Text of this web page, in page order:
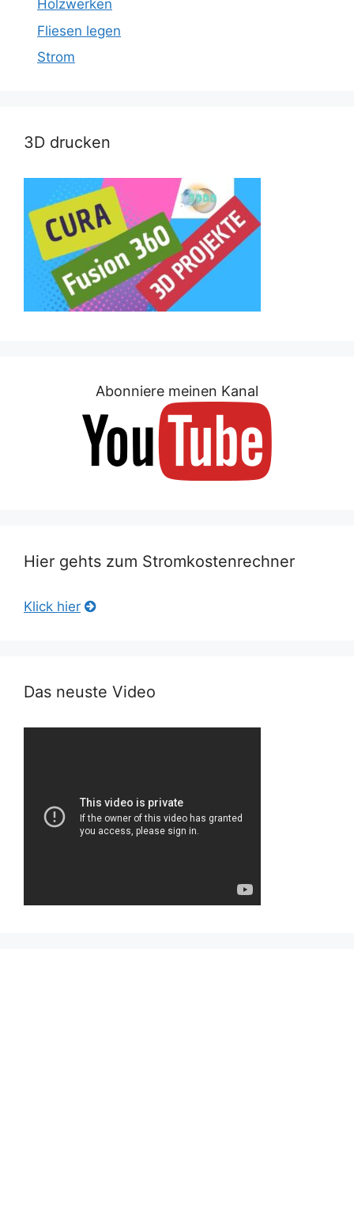
Holzwerken
Fliesen legen
Strom
3D drucken
Abonniere meinen Kanal
Hier gehts zum Stromkostenrechner
Klick hier
Das neuste Video